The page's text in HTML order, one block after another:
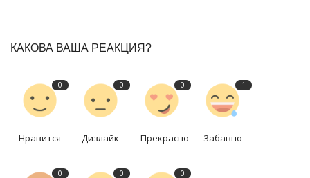
КАКОВА ВАША РЕАКЦИЯ?
0
Нравится
0
Дизлайк
0
Прекрасно
1
Забавно
0 0 0